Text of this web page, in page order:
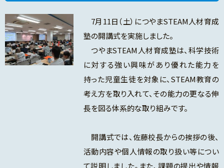
7月11日（土）につやまSTEAM人材育成
塾の開講式を実施しました。
つやまSTEAM人材育成塾は、科学技術
に対する強い興味があり優れた能力を
持った児童生徒を対象に、STEAM教育の
考え方を取り入れて、その能力の更なる伸
長を図る体系的な取り組みです。
開講式では、佐藤校長からの挨拶の後、
活動内容や個人情報の取り扱い等につい
て説明しました。また、課題の提出や情報